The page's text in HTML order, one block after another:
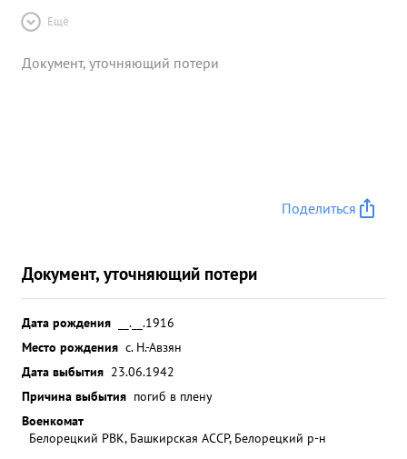
Ещё
Документ, уточняющий потери
Поделиться
Документ, уточняющий потери
Дата рождения
__.__.1916
Место рождения с. Н.-Авзян
Дата выбытия 23.06.1942
Причина выбытия погиб в плену
Военкомат
Белорецкий РВК, Башкирская АССР, Белорецкий р-н